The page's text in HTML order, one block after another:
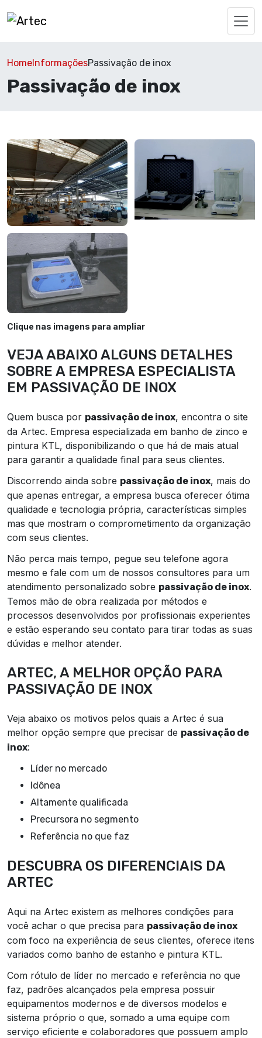
HomeInformaçõesPassivação de inox
Passivação de inox
Clique nas imagens para ampliar
VEJA ABAIXO ALGUNS DETALHES
SOBRE A EMPRESA ESPECIALISTA
EM PASSIVAÇÃO DE INOX
Quem busca por passivação de inox, encontra o site
da Artec. Empresa especializada em banho de zinco e
pintura KTL, disponibilizando o que há de mais atual
para garantir a qualidade final para seus clientes.
Discorrendo ainda sobre passivação de inox, mais do
que apenas entregar, a empresa busca oferecer ótima
qualidade e tecnologia própria, características simples
mas que mostram o comprometimento da organização
com seus clientes.
Não perca mais tempo, pegue seu telefone agora
mesmo e fale com um de nossos consultores para um
atendimento personalizado sobre passivação de inox.
Temos mão de obra realizada por métodos e
processos desenvolvidos por profissionais experientes
e estão esperando seu contato para tirar todas as suas
dúvidas e melhor atender.
ARTEC, A MELHOR OPÇÃO PARA
PASSIVAÇÃO DE INOX
Veja abaixo os motivos pelos quais a Artec é sua
melhor opção sempre que precisar de passivação de
inox:
líder no mercado
idônea
altamente qualificada
precursora no segmento
referência no que faz
DESCUBRA OS DIFERENCIAIS DA
ARTEC
Aqui na Artec existem as melhores condições para
você achar o que precisa para passivação de inox
com foco na experiência de seus clientes, oferece itens
variados como banho de estanho e pintura KTL.
Com rótulo de líder no mercado e referência no que
faz, padrões alcançados pela empresa possuir
equipamentos modernos e de diversos modelos e
sistema próprio o que, somado a uma equipe com
serviço eficiente e colaboradores que possuem amplo